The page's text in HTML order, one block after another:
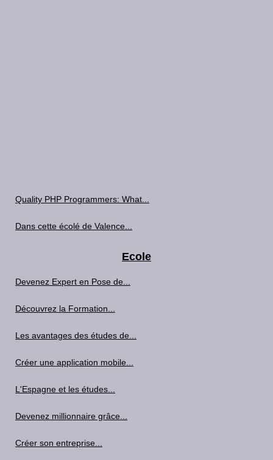
Quality PHP Programmers: What...
Dans cette écolé de Valence...
Ecole
Devenez Expert en Pose de...
Découvrez la Formation...
Les avantages des études de...
Créer une application mobile...
L'Espagne et les études...
Devenez millionnaire grâce...
Créer son entreprise...